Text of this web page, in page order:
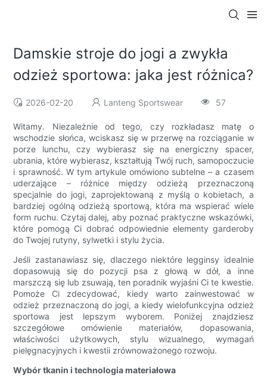
Damskie stroje do jogi a zwykła
odzież sportowa: jaka jest różnica?
2026-02-20 Lanteng Sportswear 57
Witamy. Niezależnie od tego, czy rozkładasz matę o
wschodzie słońca, wciskasz się w przerwę na rozciąganie w
porze lunchu, czy wybierasz się na energiczny spacer,
ubrania, które wybierasz, kształtują Twój ruch, samopoczucie
i sprawność. W tym artykule omówiono subtelne – a czasem
uderzające – różnice między odzieżą przeznaczoną
specjalnie do jogi, zaprojektowaną z myślą o kobietach, a
bardziej ogólną odzieżą sportową, która ma wspierać wiele
form ruchu. Czytaj dalej, aby poznać praktyczne wskazówki,
które pomogą Ci dobrać odpowiednie elementy garderoby
do Twojej rutyny, sylwetki i stylu życia.
Jeśli zastanawiasz się, dlaczego niektóre legginsy idealnie
dopasowują się do pozycji psa z głową w dół, a inne
marszczą się lub zsuwają, ten poradnik wyjaśni Ci te kwestie.
Pomoże Ci zdecydować, kiedy warto zainwestować w
odzież przeznaczoną do jogi, a kiedy wielofunkcyjna odzież
sportowa jest lepszym wyborem. Poniżej znajdziesz
szczegółowe omówienie materiałów, dopasowania,
właściwości użytkowych, stylu wizualnego, wymagań
pielęgnacyjnych i kwestii zrównoważonego rozwoju.
Wybór tkanin i technologia materiałowa